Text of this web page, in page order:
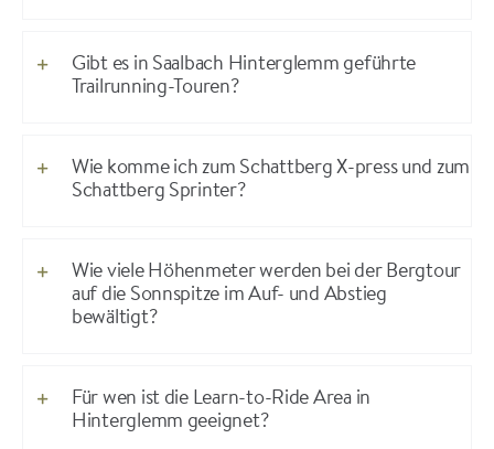
Gibt es in Saalbach Hinterglemm geführte
Trailrunning-Touren?
Wie komme ich zum Schattberg X-press und zum
Schattberg Sprinter?
Wie viele Höhenmeter werden bei der Bergtour
auf die Sonnspitze im Auf- und Abstieg
bewältigt?
Für wen ist die Learn-to-Ride Area in
Hinterglemm geeignet?